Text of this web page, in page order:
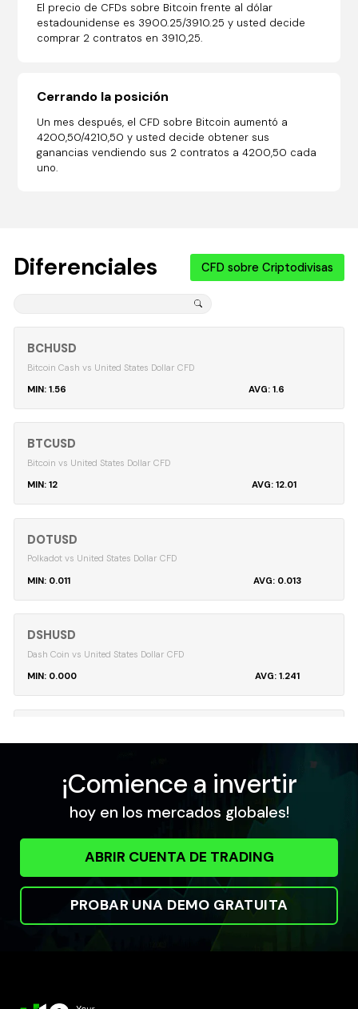
El precio de CFDs sobre Bitcoin frente al dólar
estadounidense es 3900.25/3910.25 y usted decide
comprar 2 contratos en 3910,25.
Cerrando la posición
Un mes después, el CFD sobre Bitcoin aumentó a
4200,50/4210,50 y usted decide obtener sus
ganancias vendiendo sus 2 contratos a 4200,50 cada
uno.
Diferenciales CFD sobre Criptodivisas
BCHUSD
Bitcoin Cash vs United States Dollar CFD
1.56
1.6
BTCUSD
Bitcoin vs United States Dollar CFD
12
12.01
DOTUSD
Polkadot vs United States Dollar CFD
0.011
0.013
DSHUSD
Dash Coin vs United States Dollar CFD
0.000
1.241
0.157
LNKUSD
¡Comience a invertir
hoy en los mercados globales!
ABRIR CUENTA DE TRADING
PROBAR UNA DEMO GRATUITA